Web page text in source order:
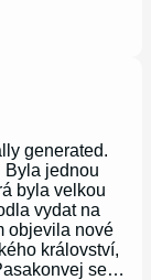
generated.
Byla jednou
byla velkou
vydat na
objevila nové
království,
se…